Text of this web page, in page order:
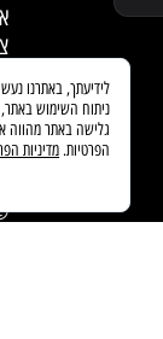
Reserved
ניתוח השימוש
גלישה באתר מהווה
הפרטיות. מדיניות